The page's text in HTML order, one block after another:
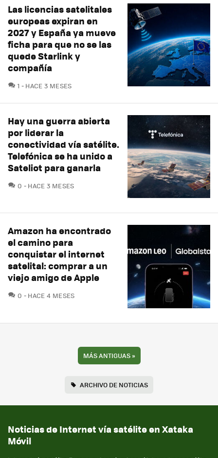
Las licencias satelitales
europeas expiran en
2027 y España ya mueve
ficha para que no se las
quede Starlink y
compañía
1 COMENTARIOS
HACE 3 MESES
Hay una guerra abierta
por liderar la
conectividad vía satélite.
Telefónica se ha unido a
Sateliot para ganarla
0 COMENTARIOS
HACE 3 MESES
Amazon ha encontrado
el camino para
conquistar el internet
satelital: comprar a un
viejo amigo de Apple
0 COMENTARIOS
HACE 4 MESES
MÁS ANTIGUAS»
ARCHIVO DE NOTICIAS
Noticias de Internet vía satélite en Xataka
Móvil